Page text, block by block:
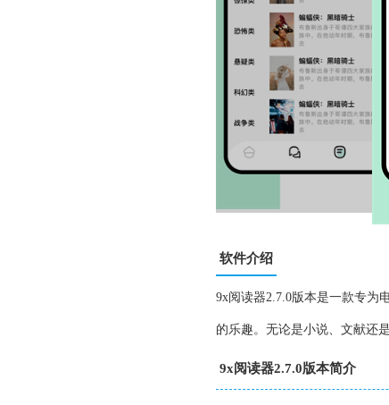
软件介绍
9x阅读器2.7.0版本是一款专为
的乐趣。无论是小说、文献还
9x阅读器2.7.0版本简介